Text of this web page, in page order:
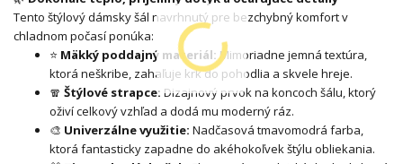
Tento štýlový dámsky šál navrhnutý pre bezchybný komfort v
chladnom počasí ponúka:
⭐ Mäkký poddajný materiál:Mimoriadne jemná textúra,
ktorá neškribe, zahaľuje krk do pohodlia a skvele hreje.
🧣 Štýlové strapce: Dizajnový prvok na koncoch šálu, ktorý
oživí celkový vzhľad a dodá mu moderný ráz.
🎨 Univerzálne využitie: Nadčasová tmavomodrá farba,
ktorá fantasticky zapadne do akéhokoľvek štýlu obliekania.